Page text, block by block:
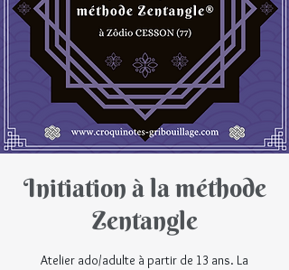
Initiation à la méthode
Zentangle
Atelier ado/adulte à partir de 13 ans. La